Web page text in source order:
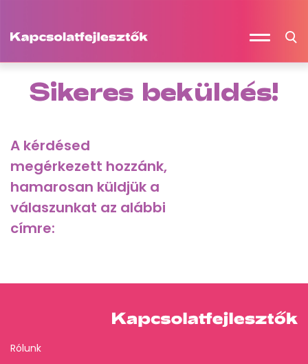
Sikeres beküldés!
A kérdésed
megérkezett hozzánk,
hamarosan küldjük a
válaszunkat az alábbi
címre:
Rólunk